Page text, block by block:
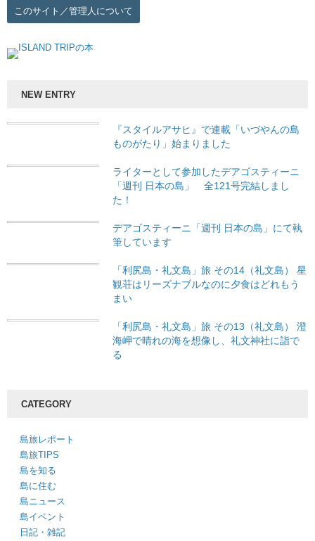
このサイト／管理人について
NEW ENTRY
『スタイルアサヒ』で連載「いづやんの島
ものがたり」始まりました
ライターとして参加したデアゴスティーニ
「週刊 日本の島」 全121号完結しまし
た！
デアゴスティーニ「週刊 日本の島」にて執
筆しています
「利尻島・礼文島」旅 その14（礼文島） 星
観荘はリーズナブルなのに夕食はどれもう
まい
「利尻島・礼文島」旅 その13（礼文島） 澄
海岬で晴れの海を想像し、礼文神社に詣で
る
CATEGORY
島旅レポート
島旅TIPS
島を知る
島に住む
島ニュース
島イベント
日記・雑記